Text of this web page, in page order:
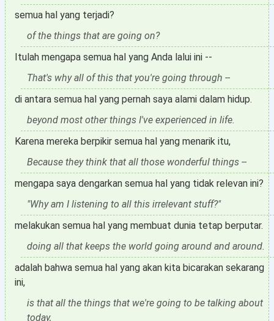
semua hal yang terjadi?
of the things that are going on?
Itulah mengapa semua hal yang Anda lalui ini --
That's why all of this that you're going through --
di antara semua hal yang pernah saya alami dalam hidup.
beyond most other things I've experienced in life.
Karena mereka berpikir semua hal yang menarik itu,
Because they think that all those wonderful things --
mengapa saya dengarkan semua hal yang tidak relevan ini?
"Why am I listening to all this irrelevant stuff?"
melakukan semua hal yang membuat dunia tetap berputar.
doing all that keeps the world going around and around.
adalah bahwa semua hal yang akan kita bicarakan sekarang
ini,
is that all the things that we're going to be talking about
today,